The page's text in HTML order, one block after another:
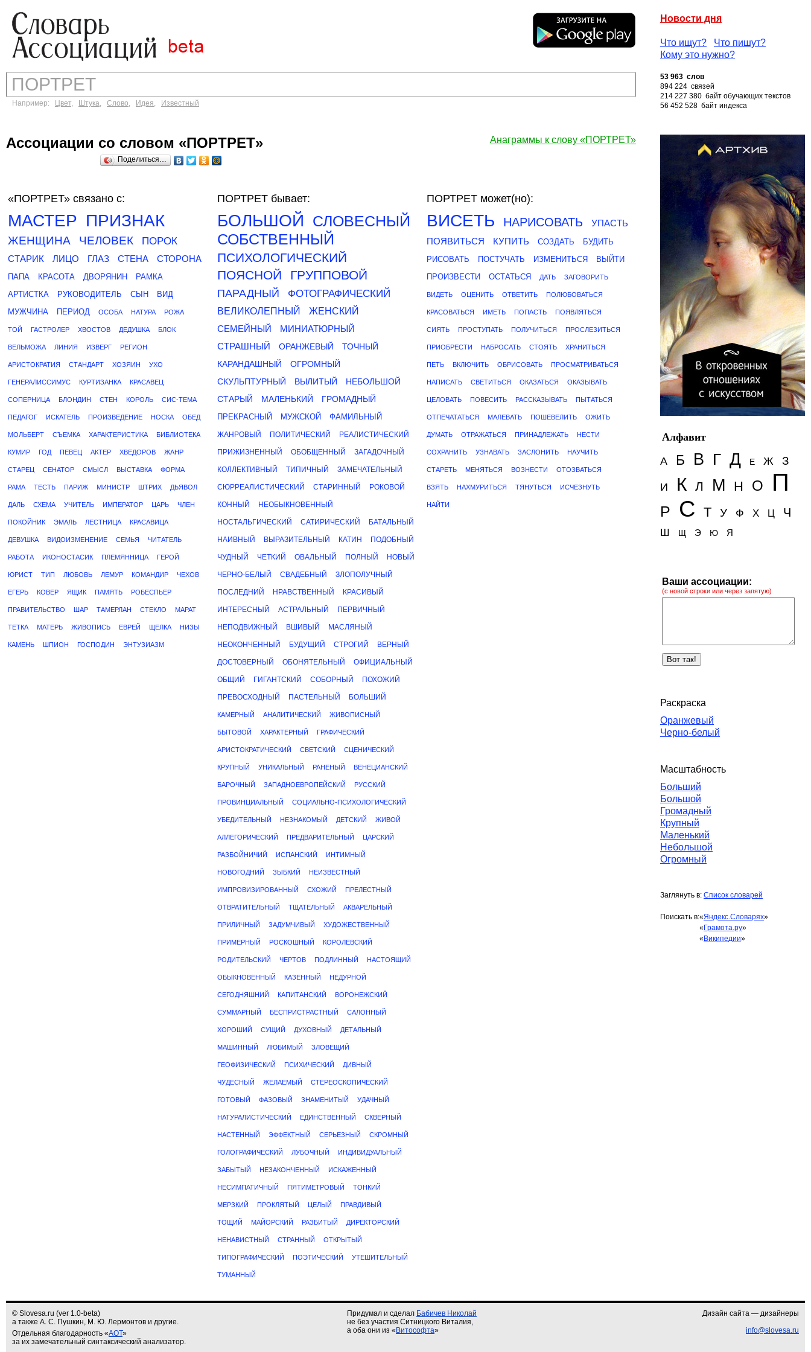
Новости дня
Что ищут?
Что пишут?
Кому это нужно?
Например: Цвет, Штука, Слово, Идея, Известный
53 963 слов
894 224 связей
214 227 380 байт обучающих текстов
56 452 528 байт индекса
Анаграммы к слову «ПОРТРЕТ»
Ассоциации со словом «ПОРТРЕТ»
Поделиться…
«ПОРТРЕТ» связано с:
МАСТЕР ПРИЗНАК
ЖЕНЩИНА ЧЕЛОВЕК ПОРОК
СТАРИК ЛИЦО ГЛАЗ СТЕНА СТОРОНА
ПАПА КРАСОТА ДВОРЯНИН
РАМКА
АРТИСТКА
РУКОВОДИТЕЛЬ СЫН
ВИД
МУЖЧИНА
ПЕРИОД ОСОБА НАТУРА РОЖА
ТОЙ ГАСТРОЛЕР ХВОСТОВ ДЕДУШКА БЛОК
ВЕЛЬМОЖА ЛИНИЯ ИЗВЕРГ РЕГИОН
АРИСТОКРАТИЯ СТАНДАРТ ХОЗЯИН УХО
ГЕНЕРАЛИССИМУС КУРТИЗАНКА КРАСАВЕЦ
СОПЕРНИЦА БЛОНДИН СТЕН КОРОЛЬ СИС-ТЕМА
ПЕДАГОГ ИСКАТЕЛЬ ПРОИЗВЕДЕНИЕ НОСКА ОБЕД
МОЛЬБЕРТ СЪЕМКА ХАРАКТЕРИСТИКА БИБЛИОТЕКА
КУМИР ГОД ПЕВЕЦ АКТЕР ХВЕДОРОВ ЖАНР
СТАРЕЦ СЕНАТОР СМЫСЛ ВЫСТАВКА ФОРМА
РАМА ТЕСТЬ ПАРИЖ МИНИСТР ШТРИХ ДЬЯВОЛ
ДАЛЬ СХЕМА УЧИТЕЛЬ ИМПЕРАТОР ЦАРЬ ЧЛЕН
ПОКОЙНИК ЭМАЛЬ ЛЕСТНИЦА КРАСАВИЦА
ДЕВУШКА ВИДОИЗМЕНЕНИЕ СЕМЬЯ ЧИТАТЕЛЬ
РАБОТА ИКОНОСТАСИК ПЛЕМЯННИЦА ГЕРОЙ
ЮРИСТ ТИП ЛЮБОВЬ ЛЕМУР КОМАНДИР ЧЕХОВ
ЕГЕРЬ КОВЕР ЯЩИК ПАМЯТЬ РОБЕСПЬЕР
ПРАВИТЕЛЬСТВО ШАР ТАМЕРЛАН СТЕКЛО МАРАТ
ТЕТКА МАТЕРЬ ЖИВОПИСЬ ЕВРЕЙ ЩЕЛКА НИЗЫ
КАМЕНЬ ШПИОН ГОСПОДИН ЭНТУЗИАЗМ
ПОРТРЕТ бывает:
БОЛЬШОЙ
СЛОВЕСНЫЙ
СОБСТВЕННЫЙ
ПСИХОЛОГИЧЕСКИЙ
ПОЯСНОЙ
ГРУППОВОЙ
ПАРАДНЫЙ ФОТОГРАФИЧЕСКИЙ
ВЕЛИКОЛЕПНЫЙ
ЖЕНСКИЙ
СЕМЕЙНЫЙ
МИНИАТЮРНЫЙ
СТРАШНЫЙ
ОРАНЖЕВЫЙ
ТОЧНЫЙ
КАРАНДАШНЫЙ
ОГРОМНЫЙ
СКУЛЬПТУРНЫЙ
ВЫЛИТЫЙ
НЕБОЛЬШОЙ
СТАРЫЙ
МАЛЕНЬКИЙ ГРОМАДНЫЙ
ПРЕКРАСНЫЙ МУЖСКОЙ ФАМИЛЬНЫЙ
ЖАНРОВЫЙ ПОЛИТИЧЕСКИЙ РЕАЛИСТИЧЕСКИЙ
ПРИЖИЗНЕННЫЙ ОБОБЩЕННЫЙ ЗАГАДОЧНЫЙ
КОЛЛЕКТИВНЫЙ ТИПИЧНЫЙ ЗАМЕЧАТЕЛЬНЫЙ
СЮРРЕАЛИСТИЧЕСКИЙ СТАРИННЫЙ РОКОВОЙ
КОННЫЙ НЕОБЫКНОВЕННЫЙ
НОСТАЛЬГИЧЕСКИЙ САТИРИЧЕСКИЙ БАТАЛЬНЫЙ
НАИВНЫЙ ВЫРАЗИТЕЛЬНЫЙ КАТИН ПОДОБНЫЙ
ЧУДНЫЙ ЧЕТКИЙ ОВАЛЬНЫЙ ПОЛНЫЙ НОВЫЙ
ЧЕРНО-БЕЛЫЙ СВАДЕБНЫЙ ЗЛОПОЛУЧНЫЙ
ПОСЛЕДНИЙ НРАВСТВЕННЫЙ КРАСИВЫЙ
ИНТЕРЕСНЫЙ АСТРАЛЬНЫЙ ПЕРВИЧНЫЙ
НЕПОДВИЖНЫЙ ВШИВЫЙ МАСЛЯНЫЙ
НЕОКОНЧЕННЫЙ БУДУЩИЙ СТРОГИЙ ВЕРНЫЙ
ДОСТОВЕРНЫЙ ОБОНЯТЕЛЬНЫЙ ОФИЦИАЛЬНЫЙ
ОБЩИЙ ГИГАНТСКИЙ СОБОРНЫЙ ПОХОЖИЙ
ПРЕВОСХОДНЫЙ ПАСТЕЛЬНЫЙ БОЛЬШИЙ
КАМЕРНЫЙ АНАЛИТИЧЕСКИЙ ЖИВОПИСНЫЙ
БЫТОВОЙ ХАРАКТЕРНЫЙ ГРАФИЧЕСКИЙ
АРИСТОКРАТИЧЕСКИЙ СВЕТСКИЙ СЦЕНИЧЕСКИЙ
КРУПНЫЙ УНИКАЛЬНЫЙ РАНЕНЫЙ ВЕНЕЦИАНСКИЙ
БАРОЧНЫЙ ЗАПАДНОЕВРОПЕЙСКИЙ РУССКИЙ
ПРОВИНЦИАЛЬНЫЙ СОЦИАЛЬНО-ПСИХОЛОГИЧЕСКИЙ
УБЕДИТЕЛЬНЫЙ НЕЗНАКОМЫЙ ДЕТСКИЙ ЖИВОЙ
АЛЛЕГОРИЧЕСКИЙ ПРЕДВАРИТЕЛЬНЫЙ ЦАРСКИЙ
РАЗБОЙНИЧИЙ ИСПАНСКИЙ ИНТИМНЫЙ
НОВОГОДНИЙ ЗЫБКИЙ НЕИЗВЕСТНЫЙ
ИМПРОВИЗИРОВАННЫЙ СХОЖИЙ ПРЕЛЕСТНЫЙ
ОТВРАТИТЕЛЬНЫЙ ТЩАТЕЛЬНЫЙ АКВАРЕЛЬНЫЙ
ПРИЛИЧНЫЙ ЗАДУМЧИВЫЙ ХУДОЖЕСТВЕННЫЙ
ПРИМЕРНЫЙ РОСКОШНЫЙ КОРОЛЕВСКИЙ
РОДИТЕЛЬСКИЙ ЧЕРТОВ ПОДЛИННЫЙ НАСТОЯЩИЙ
ОБЫКНОВЕННЫЙ КАЗЕННЫЙ НЕДУРНОЙ
СЕГОДНЯШНИЙ КАПИТАНСКИЙ ВОРОНЕЖСКИЙ
СУММАРНЫЙ БЕСПРИСТРАСТНЫЙ САЛОННЫЙ
ХОРОШИЙ СУЩИЙ ДУХОВНЫЙ ДЕТАЛЬНЫЙ
МАШИННЫЙ ЛЮБИМЫЙ ЗЛОВЕЩИЙ
ГЕОФИЗИЧЕСКИЙ ПСИХИЧЕСКИЙ ДИВНЫЙ
ЧУДЕСНЫЙ ЖЕЛАЕМЫЙ СТЕРЕОСКОПИЧЕСКИЙ
ГОТОВЫЙ ФАЗОВЫЙ ЗНАМЕНИТЫЙ УДАЧНЫЙ
НАТУРАЛИСТИЧЕСКИЙ ЕДИНСТВЕННЫЙ СКВЕРНЫЙ
НАСТЕННЫЙ ЭФФЕКТНЫЙ СЕРЬЕЗНЫЙ СКРОМНЫЙ
ГОЛОГРАФИЧЕСКИЙ ЛУБОЧНЫЙ ИНДИВИДУАЛЬНЫЙ
ЗАБЫТЫЙ НЕЗАКОНЧЕННЫЙ ИСКАЖЕННЫЙ
НЕСИМПАТИЧНЫЙ ПЯТИМЕТРОВЫЙ ТОНКИЙ
МЕРЗКИЙ ПРОКЛЯТЫЙ ЦЕЛЫЙ ПРАВДИВЫЙ
ТОЩИЙ МАЙОРСКИЙ РАЗБИТЫЙ ДИРЕКТОРСКИЙ
НЕНАВИСТНЫЙ СТРАННЫЙ ОТКРЫТЫЙ
ТИПОГРАФИЧЕСКИЙ ПОЭТИЧЕСКИЙ УТЕШИТЕЛЬНЫЙ
ТУМАННЫЙ
ПОРТРЕТ может(но):
ВИСЕТЬ НАРИСОВАТЬ
УПАСТЬ
ПОЯВИТЬСЯ
КУПИТЬ СОЗДАТЬ
БУДИТЬ
РИСОВАТЬ
ПОСТУЧАТЬ ИЗМЕНИТЬСЯ
ВЫЙТИ
ПРОИЗВЕСТИ
ОСТАТЬСЯ ДАТЬ ЗАГОВОРИТЬ
ВИДЕТЬ ОЦЕНИТЬ ОТВЕТИТЬ ПОЛЮБОВАТЬСЯ
КРАСОВАТЬСЯ ИМЕТЬ ПОПАСТЬ ПОЯВЛЯТЬСЯ
СИЯТЬ ПРОСТУПАТЬ ПОЛУЧИТЬСЯ ПРОСЛЕЗИТЬСЯ
ПРИОБРЕСТИ НАБРОСАТЬ СТОЯТЬ ХРАНИТЬСЯ
ПЕТЬ ВКЛЮЧИТЬ ОБРИСОВАТЬ ПРОСМАТРИВАТЬСЯ
НАПИСАТЬ СВЕТИТЬСЯ ОКАЗАТЬСЯ ОКАЗЫВАТЬ
ЦЕЛОВАТЬ ПОВЕСИТЬ РАССКАЗЫВАТЬ ПЫТАТЬСЯ
ОТПЕЧАТАТЬСЯ МАЛЕВАТЬ ПОШЕВЕЛИТЬ ОЖИТЬ
ДУМАТЬ ОТРАЖАТЬСЯ ПРИНАДЛЕЖАТЬ НЕСТИ
СОХРАНИТЬ УЗНАВАТЬ ЗАСЛОНИТЬ НАУЧИТЬ
СТАРЕТЬ МЕНЯТЬСЯ ВОЗНЕСТИ ОТОЗВАТЬСЯ
ВЗЯТЬ НАХМУРИТЬСЯ ТЯНУТЬСЯ ИСЧЕЗНУТЬ
НАЙТИ
Алфавит
А
Б В Г Д Е Ж З
И К Л М Н О П
Р С Т У Ф Х Ц Ч
Ш Щ Э Ю Я
Ваши ассоциации:
(с новой строки или через запятую)
Раскраска
Оранжевый
Черно-белый
Масштабность
Больший
Большой
Громадный
Крупный
Маленький
Небольшой
Огромный
Заглянуть в: Список словарей
Поискать в:«Яндекс.Словарях»
« Грамота.ру»
« Википедии»
© Slovesa.ru (ver 1.0-beta)
а также А. С. Пушкин, М. Ю. Лермонтов и другие.
Отдельная благодарность «АОТ»
за их замечательный синтаксический анализатор.
Придумал и сделал Бабичев Николай
не без участия Ситницкого Виталия,
а оба они из « Витософта»
Дизайн сайта — дизайнеры
info@slovesa.ru